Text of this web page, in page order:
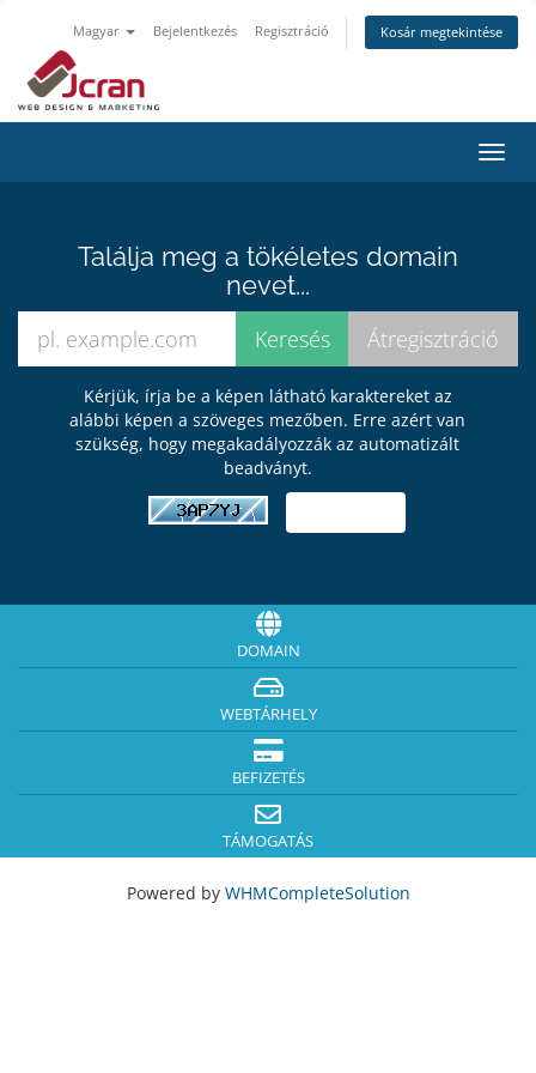
Magyar Bejelentkezés Regisztráció Kosár megtekintése
a
Találja meg a tökéletes domain
nevet...
Kérjük, írja be a képen látható karaktereket az
alábbi képen a szöveges mezőben. Erre azért van
szükség, hogy megakadályozzák az automatizált
beadványt.
DOMAIN
WEBTÁRHELY
BEFIZETÉS
TÁMOGATÁS
Powered by WHMCompleteSolution